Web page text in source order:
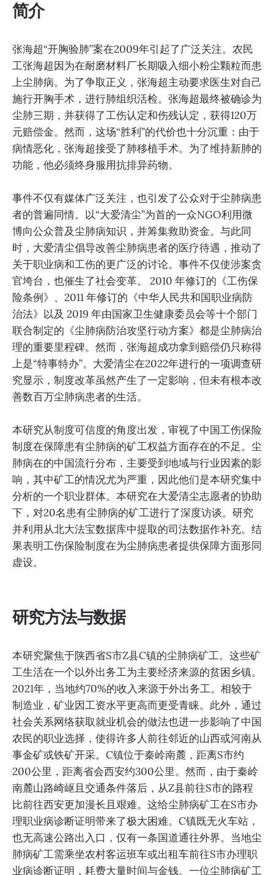
简介
张海超“开胸验肺”案在2009年引起了广泛关注。农民
工张海超因为在耐磨材料厂长期吸入细小粉尘颗粒而患
上尘肺病。为了争取正义，张海超主动要求医生对自己
施行开胸手术，进行肺组织活检。张海超最终被确诊为
尘肺三期，并获得了工伤认定和伤残认定，获得120万
元赔偿金。然而，这场“胜利”的代价也十分沉重：由于
病情恶化，张海超接受了肺移植手术。为了维持新肺的
功能，他必须终身服用抗排异药物。
事件不仅有媒体广泛关注，也引发了公众对于尘肺病患
者的普遍同情。以“大爱清尘”为首的一众NGO利用微
博向公众普及尘肺病知识，并筹集救助资金。与此同
时，大爱清尘倡导改善尘肺病患者的医疗待遇，推动了
关于职业病和工伤的更广泛的讨论。事件不仅使涉案贪
官垮台，也催生了社会变革。 2010 年修订的《工伤保
险条例》、2011 年修订的《中华人民共和国职业病防
治法》以及 2019 年由国家卫生健康委员会等十个部门
联合制定的《尘肺病防治攻坚行动方案》都是尘肺病治
理的重要里程碑。然而，张海超成功拿到赔偿仍只称得
上是“特事特办”。大爱清尘在2022年进行的一项调查研
究显示，制度改革虽然产生了一定影响，但未有根本改
善数百万尘肺病患者的生活。
本研究从制度可信度的角度出发，审视了中国工伤保险
制度在保障患有尘肺病的矿工权益方面存在的不足。尘
肺病在的中国流行分布，主要受到地域与行业因素的影
响，其中矿工的情况尤为严重，因此他们是本研究集中
分析的一个职业群体。本研究在大爱清尘志愿者的协助
下，对20名患有尘肺病的矿工进行了深度访谈。研究
并利用从北大法宝数据库中提取的司法数据作补充。结
果表明工伤保险制度在为尘肺病患者提供保障方面形同
虚设。
研究方法与数据
本研究聚焦于陕西省S市Z县C镇的尘肺病矿工。这些矿
工生活在一个以外出务工为主要经济来源的贫困乡镇。
2021年，当地约70%的收入来源于外出务工。相较于
制造业，矿业因工资水平更高而更受青睐。此外，通过
社会关系网络获取就业机会的做法也进一步影响了中国
农民的职业选择，使得许多人前往邻近的山西或河南从
事金矿或铁矿开采。C镇位于秦岭南麓，距离S市约
200公里，距离省会西安约300公里。然而，由于秦岭
南麓山路崎岖且交通条件落后，从Z县前往S市的路程
比前往西安更加漫长且艰难。这给尘肺病矿工在S市办
理职业病诊断证明带来了极大困难。C镇既无火车站，
也无高速公路出入口，仅有一条国道通往外界。当地尘
肺病矿工需乘坐农村客运班车或出租车前往S市办理职
业病诊断证明，耗费大量时间与金钱。一位尘肺病矿工